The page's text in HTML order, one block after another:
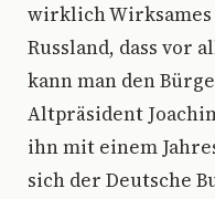
wirklich Wirksames
Russland, dass vor
kann man den
Altpräsident
ihn mit einem
sich der Deutsche